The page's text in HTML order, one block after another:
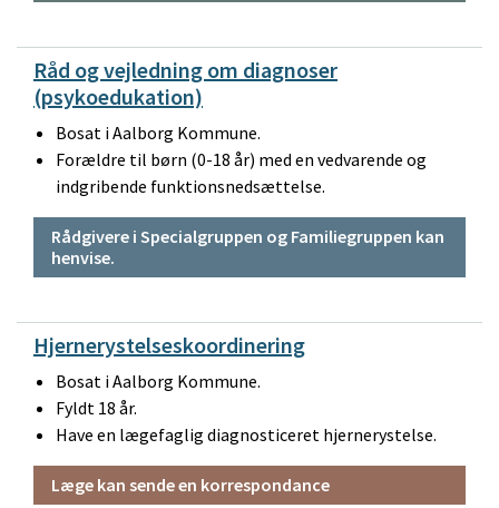
Råd og vejledning om diagnoser
(psykoedukation)
Bosat i Aalborg Kommune.
Forældre til børn (0-18 år) med en vedvarende og
indgribende funktionsnedsættelse.
Rådgivere i Specialgruppen og Familiegruppen kan
henvise.
Hjernerystelseskoordinering
Bosat i Aalborg Kommune.
Fyldt 18 år.
Have en lægefaglig diagnosticeret hjernerystelse.
Læge kan sende en korrespondance